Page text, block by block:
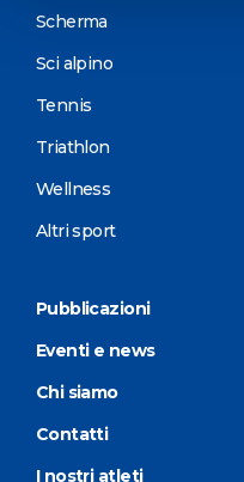
Scherma
Sci alpino
Tennis
Triathlon
Wellness
Altri sport
Pubblicazioni
Eventi e news
Chi siamo
Contatti
I nostri atleti